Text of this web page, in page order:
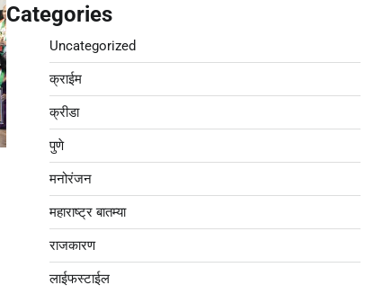
Categories
Uncategorized
क्राईम
क्रीडा
पुणे
मनोरंजन
महाराष्ट्र बातम्या
राजकारण
लाईफस्टाईल